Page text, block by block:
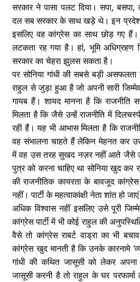
सरकार ने पासा पलट दिया। सपा,
दल सब सरकार के साथ खड़े थे। इन
इसलिए वह कांग्रेस का साथ छोड़ गए हैं।
लटकता रह गया है। हां, भूमि
सरकार का चेहरा झुलस सकता है।
पर सोनिया गांधी की सबसे बड़ी
राहुल से जुड़ा हुआ है जो अपनी सारी
गायब हैं। शायद मानना है कि राजनीति
मिलता है कि जैसे उन्हें राजनीति में
रही हैं। यह भी आभास मिलता है कि
वह संभालना चाहते हैं लेकिन मेहनत कर
में वह उस तरह सुखद नज़र नहीं आते जैसे
पुत्र को करना चाहिए था सोनिया खुद
की राजनीतिक कायरता के बावजूद
नहीं। पार्टी के महत्वाकांक्षी नेता शांत हो
अधिक विश्वास नहीं इसलिए उसे पूरी
कांग्रेस पार्टी में भी कोई राहुल की
वैसे तो कांग्रेस राबर्ट वाड्रा का भी
कांग्रेस खुद मानती है कि उनके कारनामे
गांधी की कथित जासूसी को लेकर
जासूसी करनी है तो राहुल के घर